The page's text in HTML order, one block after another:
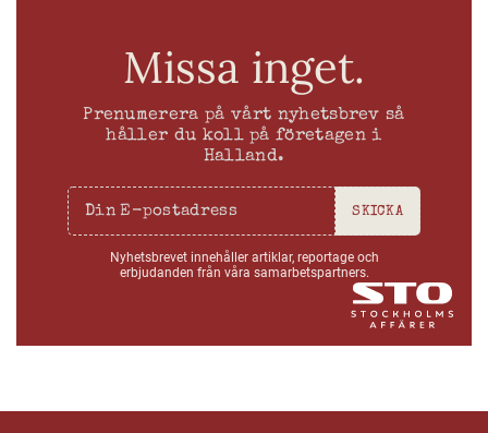
Missa inget.
Prenumerera på vårt nyhetsbrev så
håller du koll på företagen i
Halland.
SKICKA
Nyhetsbrevet innehåller artiklar, reportage och
erbjudanden från våra samarbetspartners.